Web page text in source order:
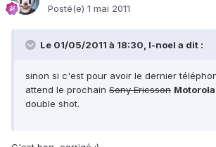
Posté(e) 1 mai 2011
Le 01/05/2011 à 18:30, l-noel a dit :
sinon si c'est pour avoir le dernier
attend le prochain Sony Ericsson Motorola
double shot.